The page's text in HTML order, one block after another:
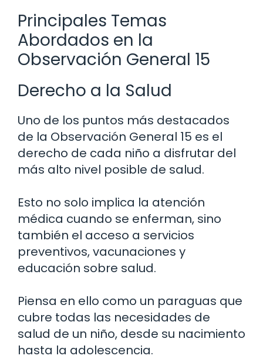
Principales Temas
Abordados en la
Observación General 15
Derecho a la Salud
Uno de los puntos más destacados
de la Observación General 15 es el
derecho de cada niño a disfrutar del
más alto nivel posible de salud.
Esto no solo implica la atención
médica cuando se enferman, sino
también el acceso a servicios
preventivos, vacunaciones y
educación sobre salud.
Piensa en ello como un paraguas que
cubre todas las necesidades de
salud de un niño, desde su nacimiento
hasta la adolescencia.